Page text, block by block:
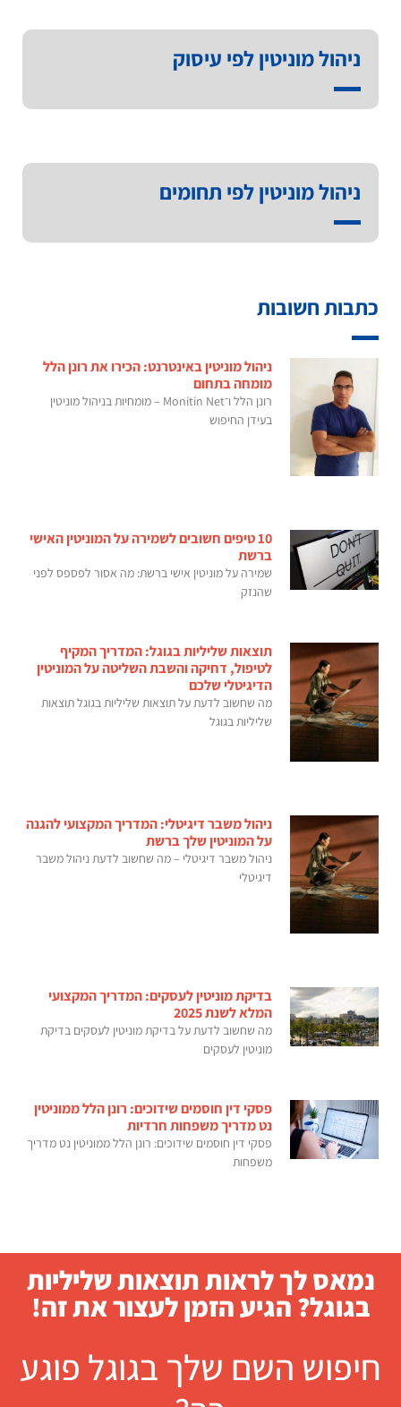
ניהול מוניטין לפי עיסוק
ניהול מוניטין לפי תחומים
כתבות חשובות
ניהול מוניטין באינטרנט: הכירו את רונן הלל
מומחה בתחום
רונן הלל ו־Monitin Net – מומחיות בניהול מוניטין
בעידן החיפוש
10 טיפים חשובים לשמירה על המוניטין האישי
ברשת
שמירה על מוניטין אישי ברשת: מה אסור לפספס לפני
שהנזק
תוצאות שליליות בגוגל: המדריך המקיף
לטיפול, דחיקה והשבת השליטה על המוניטין
הדיגיטלי שלכם
מה שחשוב לדעת על תוצאות שליליות בגוגל תוצאות
שליליות בגוגל
ניהול משבר דיגיטלי: המדריך המקצועי להגנה
על המוניטין שלך ברשת
ניהול משבר דיגיטלי – מה שחשוב לדעת ניהול משבר
דיגיטלי
בדיקת מוניטין לעסקים: המדריך המקצועי
המלא לשנת 2025
מה שחשוב לדעת על בדיקת מוניטין לעסקים בדיקת
מוניטין לעסקים
פסקי דין חוסמים שידוכים: רונן הלל ממוניטין
נט מדריך משפחות חרדיות
פסקי דין חוסמים שידוכים: רונן הלל ממוניטין נט מדריך
משפחות
נמאס לך לראות תוצאות שליליות
בגוגל? הגיע הזמן לעצור את זה!
חיפוש השם שלך בגוגל פוגע